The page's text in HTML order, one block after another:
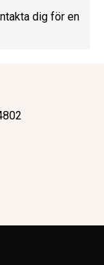
dig för en